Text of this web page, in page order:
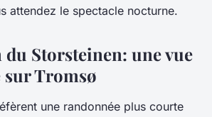
attendez le spectacle nocturne.
du Storsteinen: une vue
Tromsø
une randonnée plus courte